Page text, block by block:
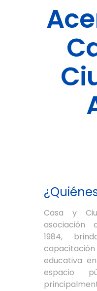
Casa y
asociación
1984,
educativa
espacio